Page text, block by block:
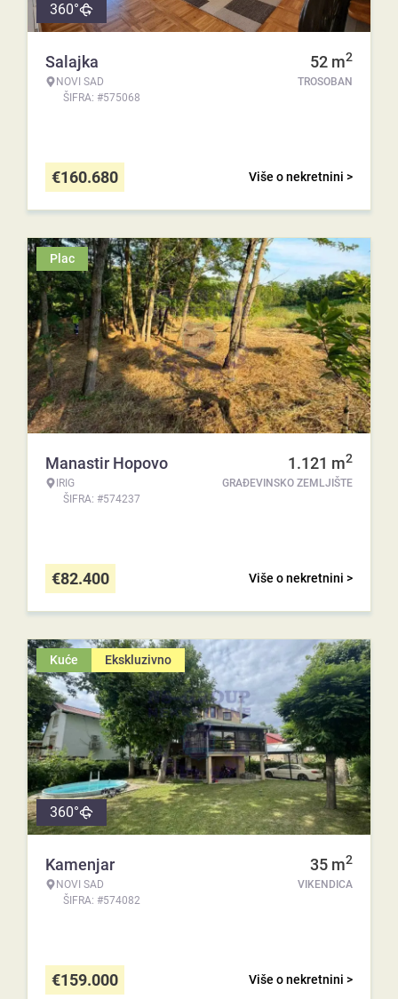
360°
Salajka
NOVI SAD
ŠIFRA: #575068
52 m2
TROSOBAN
Više o nekretnini >
€160.680
Plac
Manastir Hopovo
IRIG
ŠIFRA: #574237
1.121 m2
GRAĐEVINSKO ZEMLJIŠTE
Više o nekretnini >
€82.400
Kuće Ekskluzivno
360°
Kamenjar
NOVI SAD
ŠIFRA: #574082
35 m2
VIKENDICA
Više o nekretnini >
€159.000